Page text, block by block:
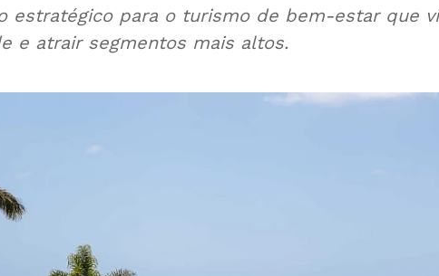
para o turismo de bem-estar que visa
e atrair segmentos mais altos.